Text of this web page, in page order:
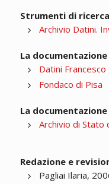
Strumenti di
Archivio Datini.
La
Datini Francesco
Fondaco di Pisa
La
Archivio di Stato
Redazione e
Pagliai Ilaria,